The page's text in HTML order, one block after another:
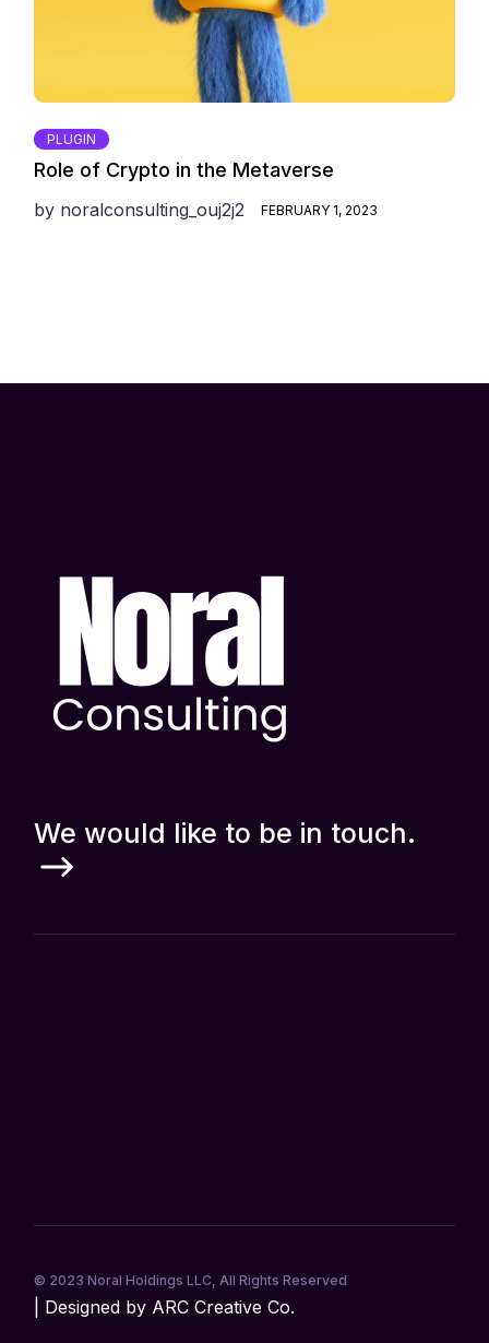
PLUGIN
Role of Crypto in the Metaverse
by noralconsulting_ouj2j2 FEBRUARY 1, 2023
We would like to be in touch.
© 2023Noral Holdings LLC , All Rights Reserved
| Designed by ARC Creative Co.